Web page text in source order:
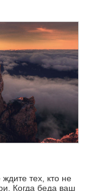
тех, кто не
Когда беда ваш